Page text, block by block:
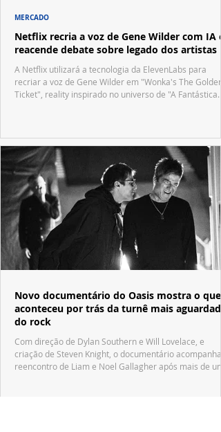
Netflix recria a voz de Gene Wilder com IA e
reacende debate sobre legado dos artistas
A Netflix utilizará a tecnologia da ElevenLabs para
recriar a voz de Gene Wilder em "Wonka's The Golden
Ticket", reality inspirado no universo de "A Fantástica
MERCADO
Novo documentário do Oasis mostra o que
aconteceu por trás da turnê mais aguardada
do rock
Com direção de Dylan Southern e Will Lovelace, e
criação de Steven Knight, o documentário acompanha
reencontro de Liam e Noel Gallagher após mais de